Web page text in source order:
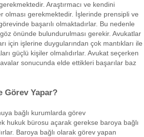
Araştırmacı ve kendini
olması gerekmektedir. İşlerinde prensipli ve
başarılı olmaktadırlar. Bu nedenle
önünde bulundurulması gerekir. Avukatlar
için işlerine duygularından çok mantıkları ile
güçlü kişiler olmalıdırlar. Avukat seçerken
sonucunda elde ettikleri başarılar baz
Görev Yapar?
bağlı kurumlarda görev
hukuk bürosu açarak gerekse baroya bağlı
Baroya bağlı olarak görev yapan